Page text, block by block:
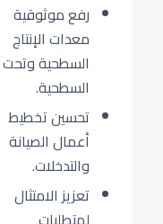
رفع موثوقية
معدات الإنتاج
السطحية وتحت
السطحية.
تحسين تخطيط
أعمال الصيانة
والتدخلات.
تعزيز الامتثال